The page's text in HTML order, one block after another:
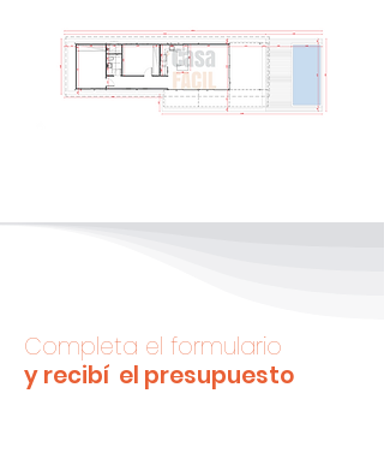
Completa el formulario
y recibí el presupuesto